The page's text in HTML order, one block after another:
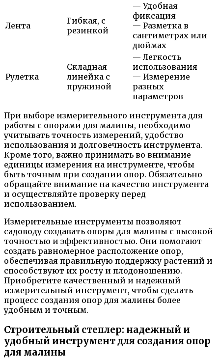
Лента
Гибкая, с
резинкой
— Удобная
фиксация
— Разметка в
сантиметрах или
дюймах
Рулетка
Складная
линейка с
пружиной
— Легкость
использования
— Измерение
разных
параметров
При выборе измерительного инструмента для
работы с опорами для малины, необходимо
учитывать точность измерений, удобство
использования и долговечность инструмента.
Кроме того, важно принимать во внимание
единицы измерения на инструменте, чтобы
быть точным при создании опор. Обязательно
обращайте внимание на качество инструмента
и осуществляйте проверку перед
использованием.
Измерительные инструменты позволяют
садоводу создавать опоры для малины с высокой
точностью и эффективностью. Они помогают
создать равномерное расположение опор,
обеспечивая правильную поддержку растений и
способствуют их росту и плодоношению.
Приобретите качественный и надежный
измерительный инструмент, чтобы сделать
процесс создания опор для малины более
удобным и точным.
Строительный степлер: надежный и
удобный инструмент для создания опор
для малины